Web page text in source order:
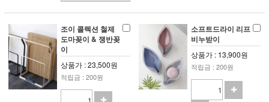
조이 콜렉션 철제
도마꽂이 & 쟁반꽂
이
상품가 : 23,500원
적립금 : 200원
소프트드라이 리프
비누받이
상품가 : 13,900원
적립금 : 200원